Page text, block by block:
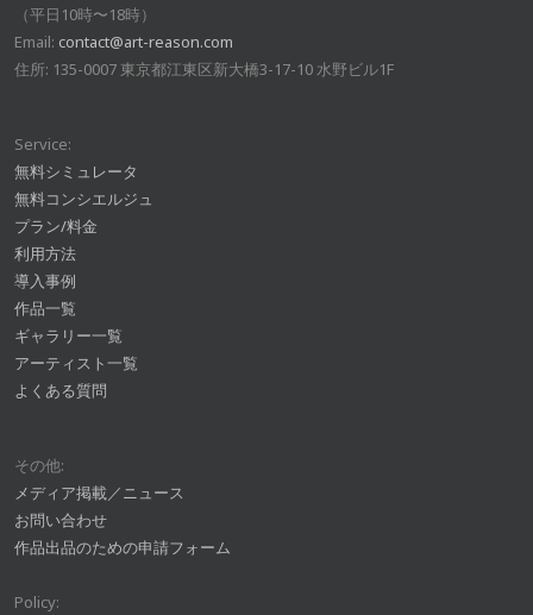
（平日10時〜18時）
Email: contact@art-reason.com
住所: 135-0007 東京都江東区新大橋3-17-10 水野ビル1F
Service:
無料シミュレータ
無料コンシエルジュ
プラン/料金
利用方法
導入事例
作品一覧
ギャラリー一覧
アーティスト一覧
よくある質問
その他:
メディア掲載／ニュース
お問い合わせ
作品出品のための申請フォーム
Policy: